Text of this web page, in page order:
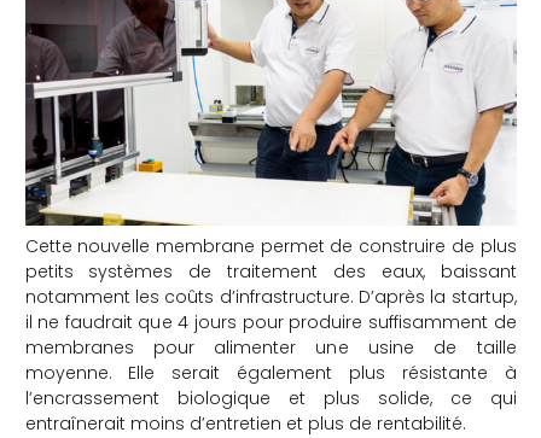
Cette nouvelle membrane permet de construire de plus
petits systèmes de traitement des eaux, baissant
notamment les coûts d’infrastructure. D’après la startup,
il ne faudrait que 4 jours pour produire suffisamment de
membranes pour alimenter une usine de taille
moyenne. Elle serait également plus résistante à
l’encrassement biologique et plus solide, ce qui
entraînerait moins d’entretien et plus de rentabilité.